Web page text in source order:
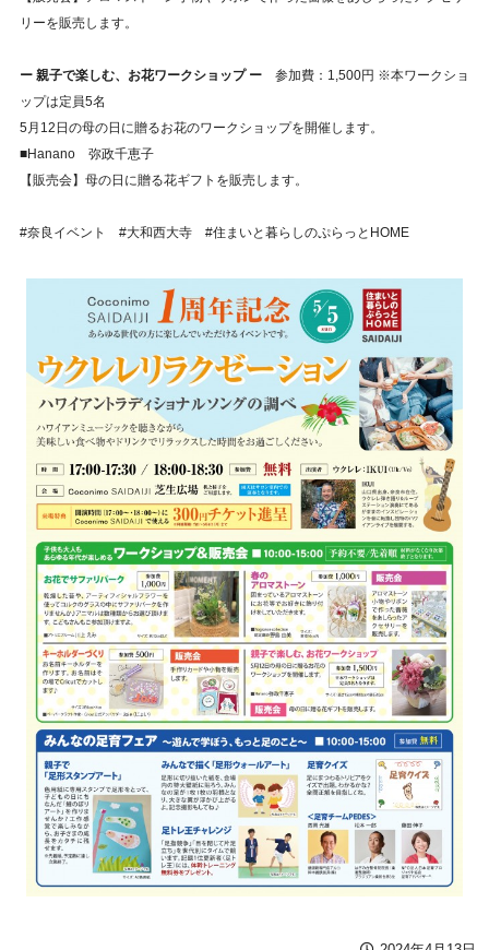
リーを販売します。
ー 親子で楽しむ、お花ワークショップ ー 参加費：1,500円 ※本ワークショ
ップは定員5名
5月12日の母の日に贈るお花のワークショップを開催します。
■Hanano 弥政千恵子
【販売会】母の日に贈る花ギフトを販売します。
#奈良イベント #大和西大寺 #住まいと暮らしのぷらっとHOME